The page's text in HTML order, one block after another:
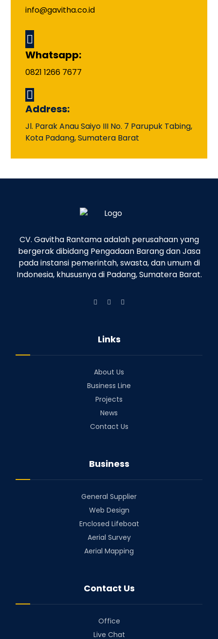
info@gavitha.co.id
Whatsapp:
0821 1266 7677
Address:
Jl. Parak Anau Saiyo III No. 7 Parupuk Tabing,
Kota Padang, Sumatera Barat
CV. Gavitha Rantama adalah perusahaan yang
bergerak dibidang Pengadaan Barang dan Jasa
pada instansi pemerintah, swasta, dan umum di
Indonesia, khususnya di Padang, Sumatera Barat.
Links
About Us
Business Line
Projects
News
Contact Us
Business
General Supplier
Web Design
Enclosed Lifeboat
Aerial Survey
Aerial Mapping
Contact Us
Office
Live Chat